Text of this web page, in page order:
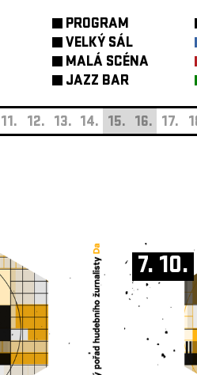
PROGRAM
VELKÝ SÁL
MALÁ SCÉNA
JAZZ BAR
11. 12. 13. 14. 15. 16. 17.
7. 10.